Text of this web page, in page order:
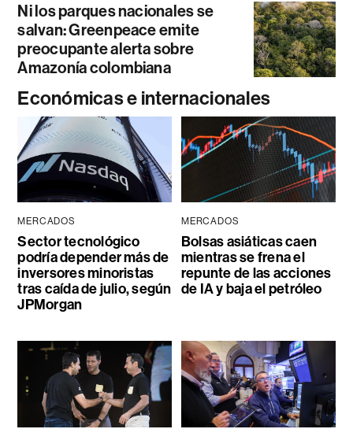
Ni los parques nacionales se
salvan: Greenpeace emite
preocupante alerta sobre
Amazonía colombiana
Económicas e internacionales
MERCADOS
Sector tecnológico
podría depender más de
inversores minoristas
tras caída de julio, según
JPMorgan
MERCADOS
Bolsas asiáticas caen
mientras se frena el
repunte de las acciones
de IA y baja el petróleo